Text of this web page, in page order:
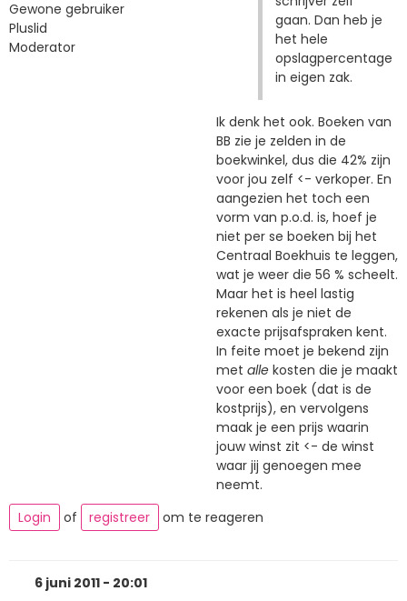
Gewone gebruiker
Pluslid
Moderator
gaan. Dan heb je
het hele
opslagpercentage
in eigen zak.
Ik denk het ook. Boeken van
BB zie je zelden in de
boekwinkel, dus die 42% zijn
voor jou zelf <- verkoper. En
aangezien het toch een
vorm van p.o.d. is, hoef je
niet per se boeken bij het
Centraal Boekhuis te leggen,
wat je weer die 56 % scheelt.
Maar het is heel lastig
rekenen als je niet de
exacte prijsafspraken kent.
In feite moet je bekend zijn
met alle kosten die je maakt
voor een boek (dat is de
kostprijs), en vervolgens
maak je een prijs waarin
jouw winst zit <- de winst
waar jij genoegen mee
neemt.
Login
of registreer om te reageren
6 juni 2011 - 20:01